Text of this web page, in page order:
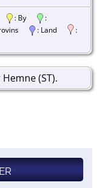
: By
:
: Land
:
(ST).